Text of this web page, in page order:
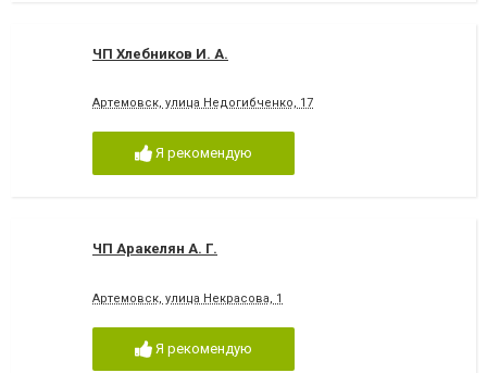
ЧП Хлебников И. А.
Артемовск, улица Недогибченко, 17
Я рекомендую
ЧП Аракелян А. Г.
Артемовск, улица Некрасова, 1
Я рекомендую